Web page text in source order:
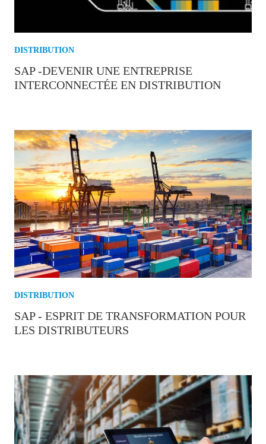
DISTRIBUTION
SAP -DEVENIR UNE ENTREPRISE
INTERCONNECTÉE EN DISTRIBUTION
DISTRIBUTION
SAP - ESPRIT DE TRANSFORMATION POUR
LES DISTRIBUTEURS